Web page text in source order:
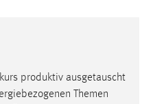
produktiv ausgetauscht
Themen